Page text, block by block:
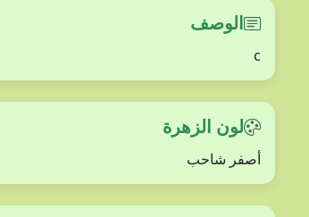
الوصف
c
لون الزهرة
أصفر شاحب